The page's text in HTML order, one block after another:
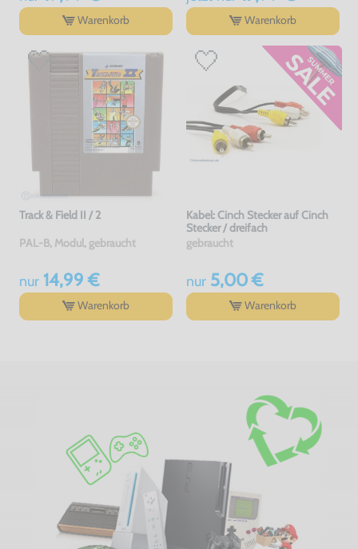
Warenkorb Warenkorb
Track & Field II / 2
PAL-B, Modul, gebraucht
nur14,99 €
Warenkorb
Kabel: Cinch Stecker auf Cinch
Stecker / dreifach
gebraucht
nur5,00 €
Warenkorb